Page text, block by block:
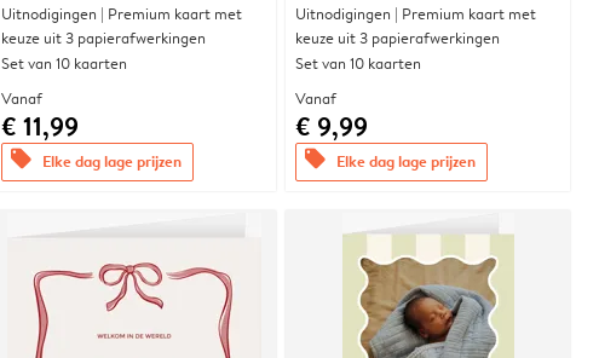
Uitnodigingen | Premium kaart met
keuze uit 3 papierafwerkingen
Set van 10 kaarten
Vanaf
€ 11,99
offers Elke dag lage prijzen
Uitnodigingen | Premium kaart met
keuze uit 3 papierafwerkingen
Set van 10 kaarten
Vanaf
€ 9,99
offers Elke dag lage prijzen